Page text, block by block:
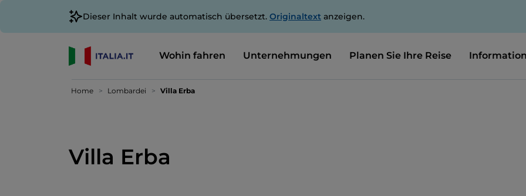
Dieser Inhalt wurde automatisch übersetzt. Originaltext anzeigen.
Wohin fahren Unternehmungen Planen Sie Ihre Reise
Home Lombardei Villa Erba
Villa Erba